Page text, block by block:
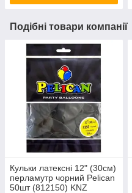
Подібні товари компанії
Кульки латексні 12" (30см)
перламутр чорний Pelican
50шт (812150) KNZ